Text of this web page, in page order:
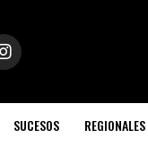
SUCESOS REGIONALES